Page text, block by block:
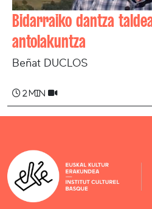
Bidarraiko dantza
antolakuntza
Beñat DUCLOS
2 min